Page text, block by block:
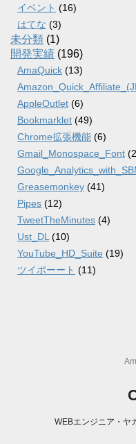
イベント (16)
はてな (3)
未分類 (1)
開発実績 (196)
AmaQuick (13)
AppleOutlet (6)
Bookmarklet (49)
Chrome拡張機能 (6)
Gmail_Monospace_Font
Greasemonkey (41)
Pipes (12)
TweetTheMinutes (4)
Ust_DL (10)
YouTube_HD_Suite (19)
ツイポーート (11)
WEBエンジニア・ヤ